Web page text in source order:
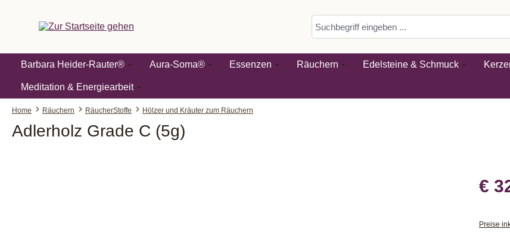
Barbara Heider-Rauter® Aura-Soma® Essenzen Räuchern Edelsteine & Schmuck
Meditation & Energiearbeit
Home Räuchern RäucherStoffe Hölzer und Kräuter zum Räuchern
Adlerholz Grade C (5g)
€
Preise